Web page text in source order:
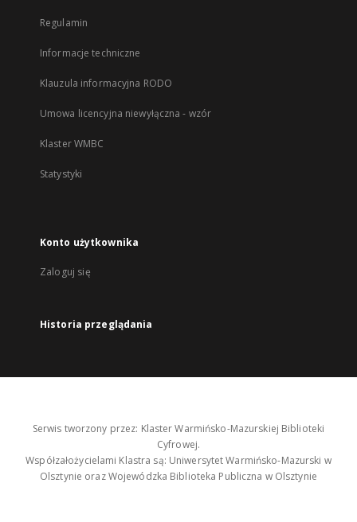
Regulamin
Informacje techniczne
Klauzula informacyjna RODO
Umowa licencyjna niewyłączna - wzór
Klaster WMBC
Statystyki
Konto użytkownika
Zaloguj się
Historia przeglądania
Serwis tworzony przez: Klaster Warmińsko-Mazurskiej Biblioteki
Cyfrowej.
Współzałożycielami Klastra są: Uniwersytet Warmińsko-Mazurski w
Olsztynie oraz Wojewódzka Biblioteka Publiczna w Olsztynie